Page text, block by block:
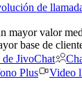
de
mayor valor
base de
de JivoChat
Plus Video